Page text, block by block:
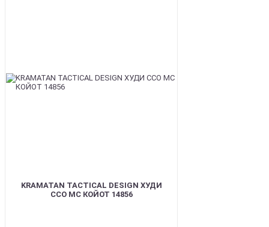
KRAMATAN TACTICAL DESIGN ХУДИ
ССО МС КОЙОТ 14856